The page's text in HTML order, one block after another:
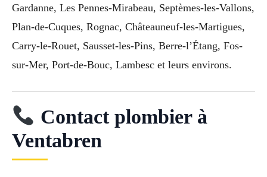
Gardanne, Les Pennes-Mirabeau, Septèmes-les-Vallons,
Plan-de-Cuques, Rognac, Châteauneuf-les-Martigues,
Carry-le-Rouet, Sausset-les-Pins, Berre-l’Étang, Fos-
sur-Mer, Port-de-Bouc, Lambesc et leurs environs.
Contact plombier à
Ventabren